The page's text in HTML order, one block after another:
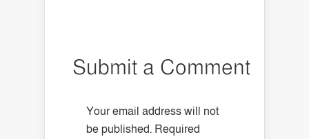
Submit a Comment
Your email address will not
be published. Required